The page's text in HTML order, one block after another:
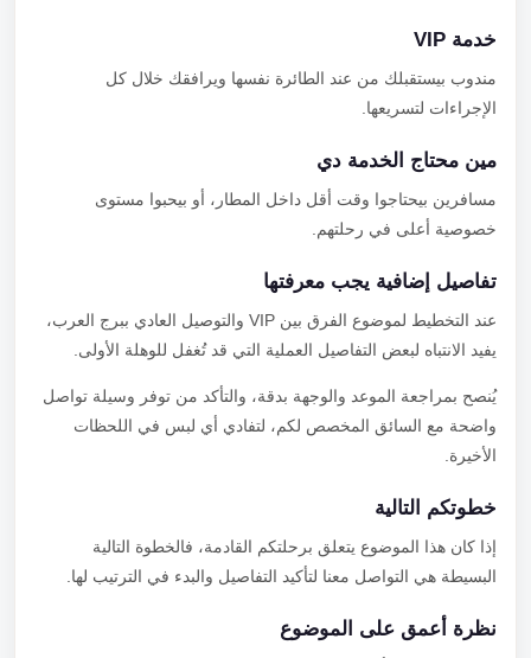
خدمة VIP
مندوب بيستقبلك من عند الطائرة نفسها ويرافقك خلال كل
الإجراءات لتسريعها.
مين محتاج الخدمة دي
مسافرين بيحتاجوا وقت أقل داخل المطار، أو بيحبوا مستوى
خصوصية أعلى في رحلتهم.
تفاصيل إضافية يجب معرفتها
عند التخطيط لموضوع الفرق بين VIP والتوصيل العادي ببرج العرب،
يفيد الانتباه لبعض التفاصيل العملية التي قد تُغفل للوهلة الأولى.
يُنصح بمراجعة الموعد والوجهة بدقة، والتأكد من توفر وسيلة تواصل
واضحة مع السائق المخصص لكم، لتفادي أي لبس في اللحظات
الأخيرة.
خطوتكم التالية
إذا كان هذا الموضوع يتعلق برحلتكم القادمة، فالخطوة التالية
البسيطة هي التواصل معنا لتأكيد التفاصيل والبدء في الترتيب لها.
نظرة أعمق على الموضوع